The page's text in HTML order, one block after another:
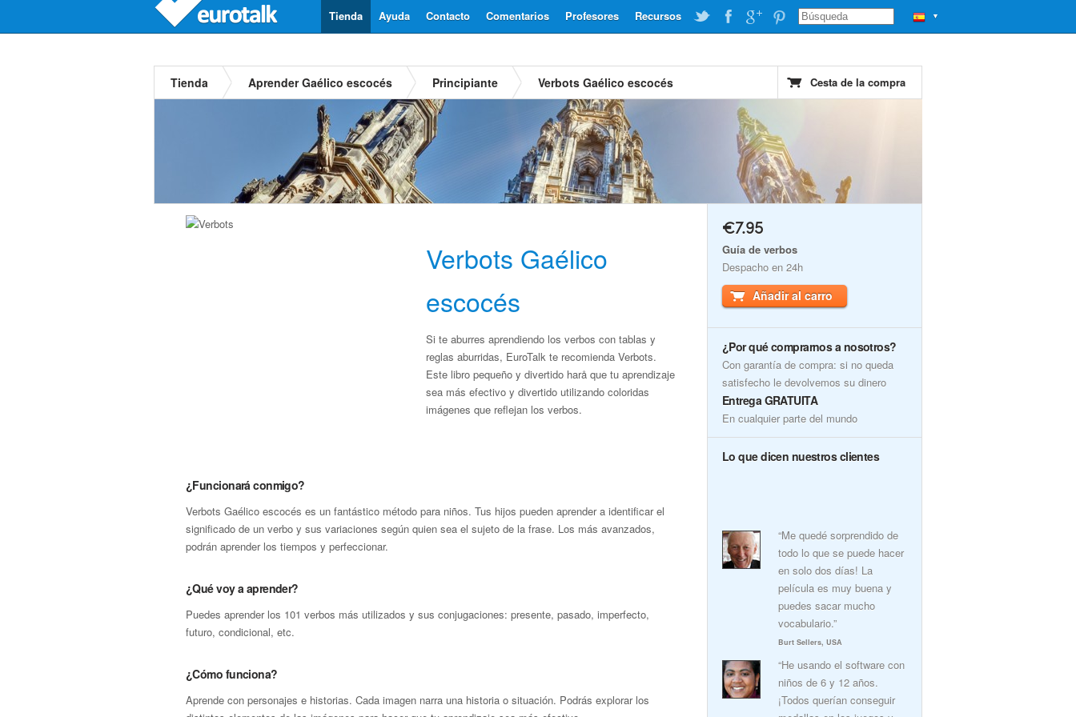
▼
Recursos
Profesores
Comentarios
Contacto
Ayuda
Tienda
Tienda Aprender Gaélico escocés Principiante Verbots Gaélico escocés Cesta de la compra
Verbots Gaélico
escocés
Si te aburres aprendiendo los verbos con tablas y
reglas aburridas, EuroTalk te recomienda Verbots.
Este libro pequeño y divertido harå que tu aprendizaje
sea más efectivo y divertido utilizando coloridas
imágenes que reflejan los verbos.
¿Funcionará conmigo?
Verbots Gaélico escocés es un fantástico método para niños. Tus hijos pueden aprender a identificar el
significado de un verbo y sus variaciones según quien sea el sujeto de la frase. Los más avanzados,
podrán aprender los tiempos y perfeccionar.
¿Qué voy a aprender?
Puedes aprender los 101 verbos más utilizados y sus conjugaciones: presente, pasado, imperfecto,
futuro, condicional, etc.
¿Cómo funciona?
Aprende con personajes e historias. Cada imagen narra una historia o situación. Podrás explorar los
€7.95
Guía de verbos
Despacho en 24h
Añadir al carro
¿Por qué comprarnos a nosotros?
Con garantía de compra: si no queda
satisfecho le devolvemos su dinero
Entrega GRATUITA
En cualquier parte del mundo
Lo que dicen nuestros clientes
“Me quedé sorprendido de
todo lo que se puede hacer
en solo dos días! La
película es muy buena y
puedes sacar mucho
vocabulario.”
Burt Sellers, USA
“He usando el software con
niños de 6 y 12 años.
¡Todos querían conseguir